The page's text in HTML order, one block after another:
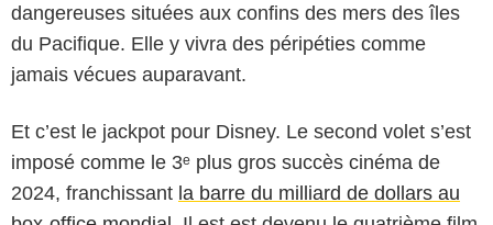
dangereuses situées aux confins des mers des îles
du Pacifique. Elle y vivra des péripéties comme
jamais vécues auparavant.
Et c’est le jackpot pour Disney. Le second volet s’est
imposé comme le 3ᵉ plus gros succès cinéma de
2024, franchissant la barre du milliard de dollars au